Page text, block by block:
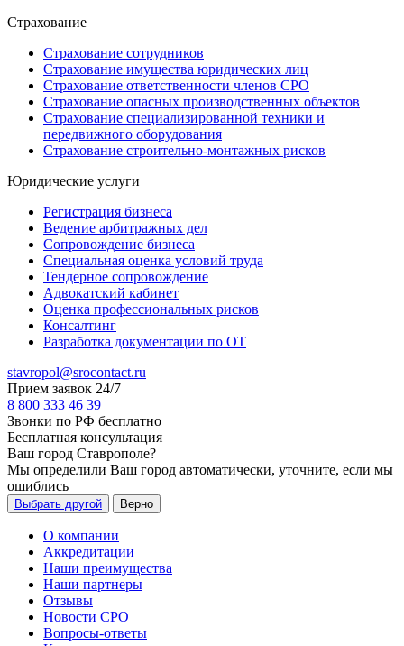
Страхование
Страхование сотрудников
Страхование имущества юридических лиц
Страхование ответственности членов СРО
Страхование опасных производственных объектов
Страхование специализированной техники и
передвижного оборудования
Страхование строительно-монтажных рисков
Юридические услуги
Регистрация бизнеса
Ведение арбитражных дел
Сопровождение бизнеса
Специальная оценка условий труда
Тендерное сопровождение
Адвокатский кабинет
Оценка профессиональных рисков
Консалтинг
Разработка документации по ОТ
stavropol@srocontact.ru
Прием заявок 24/7
8 800 333 46 39
Звонки по РФ бесплатно
Бесплатная консультация
Ваш город Ставрополе?
Мы определили Ваш город автоматически, уточните, если мы
ошиблись
Выбрать другой Верно
О компании
Аккредитации
Наши преимущества
Наши партнеры
Отзывы
Новости СРО
Вопросы-ответы